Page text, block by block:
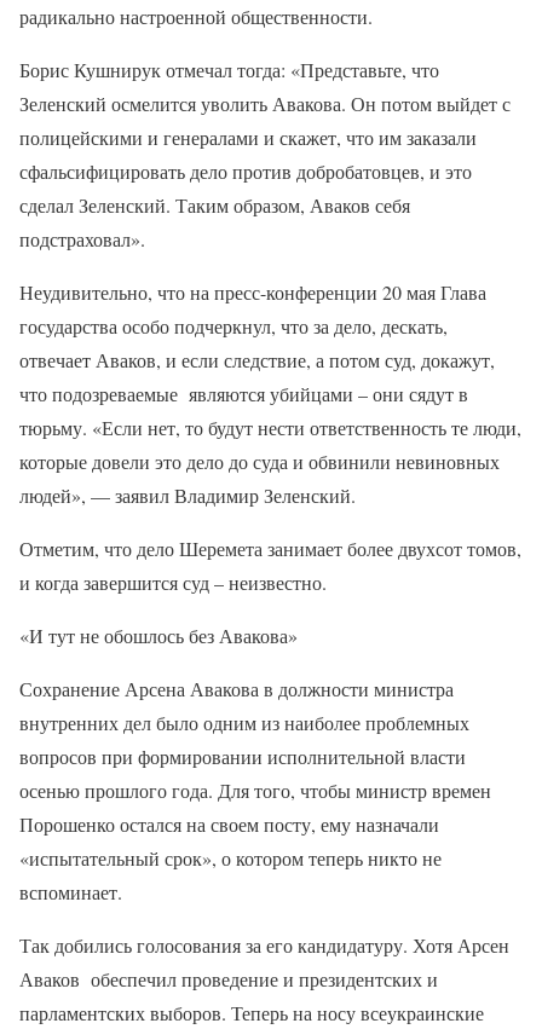
радикально настроенной общественности.
Борис Кушнирук отмечал тогда: «Представьте, что
Зеленский осмелится уволить Авакова. Он потом выйдет с
полицейскими и генералами и скажет, что им заказали
сфальсифицировать дело против добробатовцев, и это
сделал Зеленский. Таким образом, Аваков себя
подстраховал».
Неудивительно, что на пресс-конференции 20 мая Глава
государства особо подчеркнул, что за дело, дескать,
отвечает Аваков, и если следствие, а потом суд, докажут,
что подозреваемые являются убийцами – они сядут в
тюрьму. «Если нет, то будут нести ответственность те люди,
которые довели это дело до суда и обвинили невиновных
людей», — заявил Владимир Зеленский.
Отметим, что дело Шеремета занимает более двухсот томов,
и когда завершится суд – неизвестно.
«И тут не обошлось без Авакова»
Сохранение Арсена Авакова в должности министра
внутренних дел было одним из наиболее проблемных
вопросов при формировании исполнительной власти
осенью прошлого года. Для того, чтобы министр времен
Порошенко остался на своем посту, ему назначали
«испытательный срок», о котором теперь никто не
вспоминает.
Так добились голосования за его кандидатуру. Хотя Арсен
Аваков обеспечил проведение и президентских и
парламентских выборов. Теперь на носу всеукраинские